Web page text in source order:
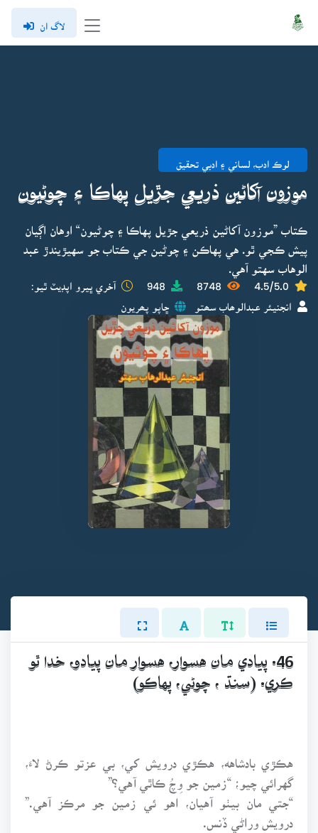
لاگ ان
لوڪ ادب، لساني ۽ ادبي تحقيق
موزون آکاڻين ذريعي جڙيل پهاڪا ۽ چوڻيون
ڪتاب ”موزون آکاڻين ذريعي جڙيل پهاڪا ۽ چوڻيون“ اوهان اڳيان
پيش ڪجي ٿو. هي پهاڪن ۽ چوڻين جي ڪتاب جو سهيڙيندڙ عبد
الوهاب سهتو آهي.
4.5/5.0
8748
948 آخري ڀيرو اپڊيٽ ٿيو:
انجنيئر عبدالوھاب سھتو ڇاپو پھريون
46. پيادي مان هسوار، هسوار مان پيادو، خدا ٿو
ڪري. (سنڌ ، چوڻي، پهاڪو)
گهرائي چيو؛ “زمين جو وِچُ ڪاٿي آهي؟”
“جتي مان بيٺو آهيان، اهو ئي زمين جو مرڪز آهي.”
درويش وراڻي ڏنس.